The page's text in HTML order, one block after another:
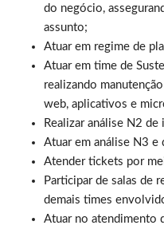
do negócio,
assunto;
Atuar em regime de
Atuar em time de
realizando
web, aplicativos e
Realizar análise N2 de
Atuar em análise N3
Atender tickets por
Participar de salas de
demais times
Atuar no atendimento